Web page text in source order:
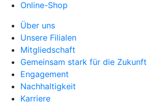
Online-Shop
Über uns
Unsere Filialen
Mitgliedschaft
Gemeinsam stark für die Zukunft
Engagement
Nachhaltigkeit
Karriere